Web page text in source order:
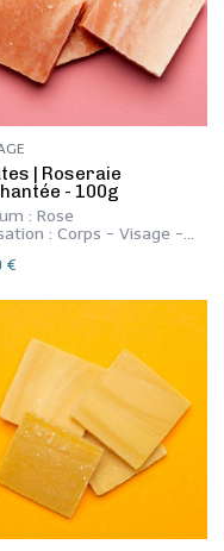
| Roseraie
- 100g
: Rose
: Corps - Visage -
€